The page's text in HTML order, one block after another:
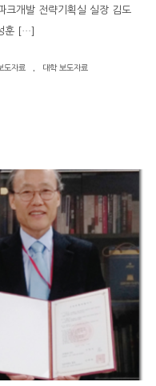
크개발 전략기획실 실장 김도
훈 […]
도자료 대학 보도자료